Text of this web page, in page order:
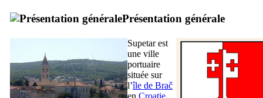
Présentation générale
Supetarest
une ville
portuaire
située sur
l’île de Brač
en Croatie.